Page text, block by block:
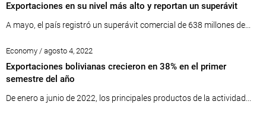
Exportaciones en su nivel más alto y reportan un superávit
A mayo, el país registró un superávit comercial de 638 millones de...
Economy / agosto 4, 2022
Exportaciones bolivianas crecieron en 38% en el primer
semestre del año
De enero a junio de 2022, los principales productos de la actividad...